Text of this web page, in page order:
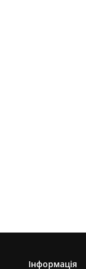
Інформація